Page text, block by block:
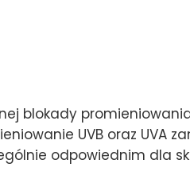
blokady
UVB oraz UVA
odpowiednim dla